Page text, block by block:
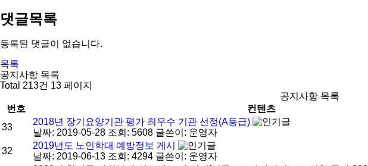
댓글목록
등록된 댓글이 없습니다.
목록
공지사항 목록
Total 213건 13 페이지
공지사항 목록
번호
컨텐츠
33
2018년 장기요양기관 평가 최우수 기관 선정(A등급)
날짜: 2019-05-28 조회: 5608 글쓴이: 운영자
32
2019년도 노인학대 예방정보 게시
날짜: 2019-06-13 조회: 4294 글쓴이: 운영자